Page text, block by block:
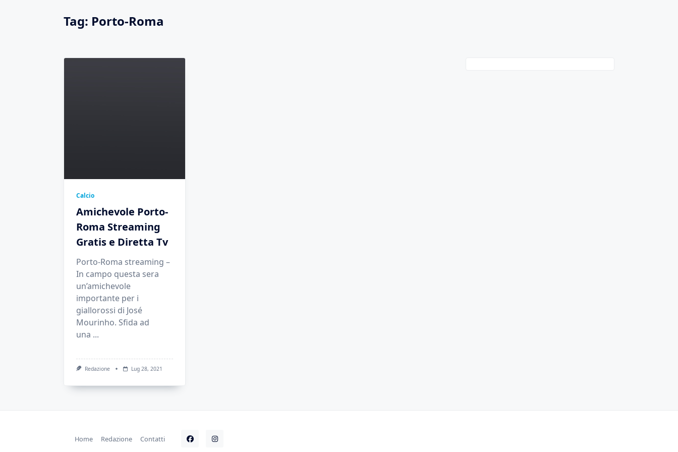
Tag: Porto-Roma
Calcio
Amichevole Porto-
Roma Streaming
Gratis e Diretta Tv
Porto-Roma streaming –
In campo questa sera
un’amichevole
importante per i
giallorossi di José
Mourinho. Sfida ad
una ...
Redazione Lug 28, 2021
Home Redazione Contatti